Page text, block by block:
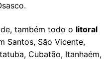
também todo o litoral
Santos, São Vicente,
Cubatão, Itanhaém,